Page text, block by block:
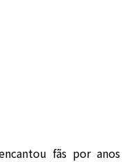
fãs por anos